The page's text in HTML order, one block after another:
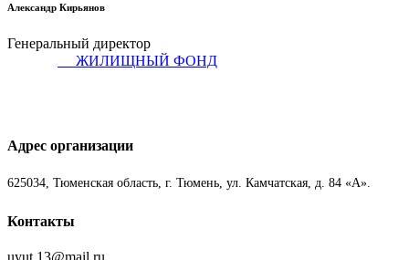
Александр Кирьянов
Генеральный директор
ЖИЛИЩНЫЙ ФОНД
Адрес организации
625034, Тюменская область, г. Тюмень, ул. Камчатская, д. 84 «А».
Контакты
uyut.13@mail.ru